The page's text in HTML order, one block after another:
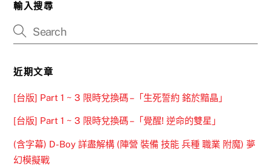
輸入搜尋
近期文章
[台版] Part 1 ~ 3 限時兌換碼 –「生死誓約 銘於黯晶」
[台版] Part 1 ~ 3 限時兌換碼 –「覺醒! 逆命的雙星」
(含字幕) D-Boy 詳盡解構 (陣營 裝備 技能 兵種 職業 附魔) 夢
幻模擬戰